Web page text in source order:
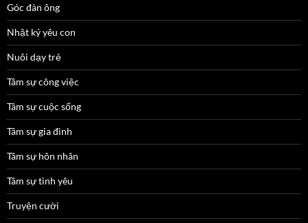
Góc đàn ông
Nhật ký yêu con
Nuôi dạy trẻ
Tâm sự công việc
Tâm sự cuộc sống
Tâm sự gia đình
Tâm sự hôn nhân
Tâm sự tình yêu
Truyện cười